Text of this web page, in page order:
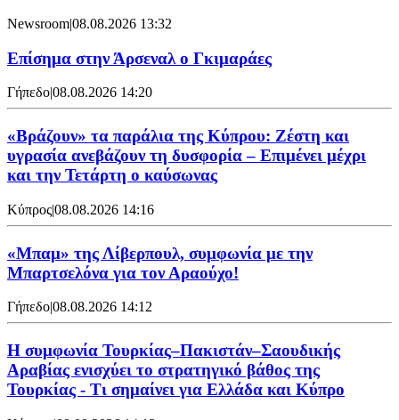
Newsroom|08.08.2026 13:32
Επίσημα στην Άρσεναλ ο Γκιμαράες
Γήπεδο|08.08.2026 14:20
«Βράζουν» τα παράλια της Κύπρου: Ζέστη και
υγρασία ανεβάζουν τη δυσφορία – Επιμένει μέχρι
και την Τετάρτη ο καύσωνας
Κύπρος|08.08.2026 14:16
«Μπαμ» της Λίβερπουλ, συμφωνία με την
Μπαρτσελόνα για τον Αραούχο!
Γήπεδο|08.08.2026 14:12
Η συμφωνία Τουρκίας–Πακιστάν–Σαουδικής
Αραβίας ενισχύει το στρατηγικό βάθος της
Τουρκίας - Τι σημαίνει για Ελλάδα και Κύπρο